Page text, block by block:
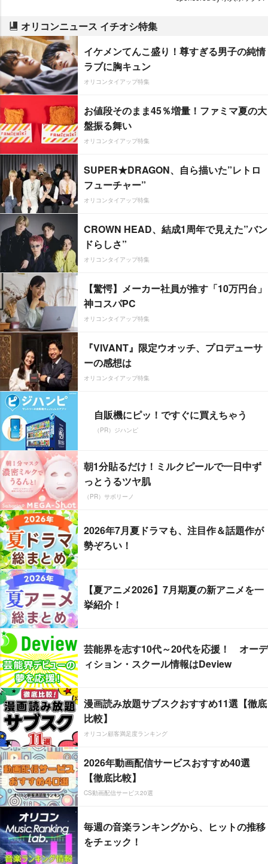
オリコンニュース イチオシ特集
イケメンてんこ盛り！尊すぎる男子の純情
ラブに胸キュン
オリコンタイアップ特集
お値段そのまま45％増量！ファミマ夏の大
盤振る舞い
オリコンタイアップ特集
SUPER★DRAGON、自ら描いた”レトロ
フューチャー”
オリコンタイアップ特集
CROWN HEAD、結成1周年で見えた”バン
ドらしさ”
オリコンタイアップ特集
【驚愕】メーカー社員が推す「10万円台」
神コスパPC
オリコンタイアップ特集
『VIVANT』限定ウオッチ、プロデューサ
ーの感想は
オリコンタイアップ特集
自販機にピッ！ですぐに買えちゃう
（PR）ジハンピ
朝1分貼るだけ！ミルクピールで一日中ず
っとうるツヤ肌
（PR）サボリーノ
2026年7月夏ドラマも、注目作＆話題作が
勢ぞろい！
【夏アニメ2026】7月期夏の新アニメを一
挙紹介！
芸能界を志す10代～20代を応援！ オーデ
ィション・スクール情報はDeview
漫画読み放題サブスクおすすめ11選【徹底
比較】
オリコン顧客満足度ランキング
2026年動画配信サービスおすすめ40選
【徹底比較】
CS動画配信サービス20選
毎週の音楽ランキングから、ヒットの推移
をチェック！